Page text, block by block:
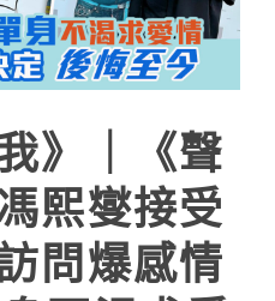
》｜《聲
熙燮接受
問爆感情